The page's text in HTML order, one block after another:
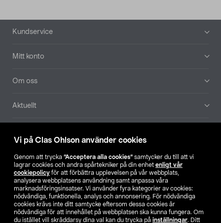
Vi på Clas Ohlson använder cookies
Genom att trycka ”Acceptera alla cookies” samtycker du till att vi
lagrar cookies och andra spårtekniker på din enhet enligt vår
cookiepolicy för att förbättra upplevelsen på vår webbplats,
analysera webbplatsens användning samt anpassa våra
marknadsföringsinsatser. Vi använder fyra kategorier av cookies:
nödvändiga, funktionella, analys och annonsering. För nödvändiga
cookies krävs inte ditt samtycke eftersom dessa cookies är
nödvändiga för att innehållet på webbplatsen ska kunna fungera. Om
du istället vill skräddarsy dina val kan du trycka på inställningar. Ditt
Sidfot
Kundservice
Mitt konto
Om oss
Aktuellt
Hitta butik
SE NO FI